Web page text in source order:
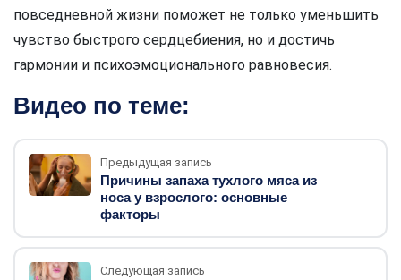
повседневной жизни поможет не только уменьшить
чувство быстрого сердцебиения, но и достичь
гармонии и психоэмоционального равновесия.
Видео по теме:
Предыдущая запись
Причины запаха тухлого мяса из
носа у взрослого: основные
факторы
Следующая запись